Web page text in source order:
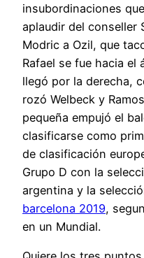
insubordinaciones
aplaudir del conseller
Modric a Ozil, que
Rafael se fue hacia el
llegó por la derecha,
rozó Welbeck y
pequeña empujó el
clasificarse como
de clasificación
Grupo D con la
argentina y la
barcelona 2019,
en un Mundial.